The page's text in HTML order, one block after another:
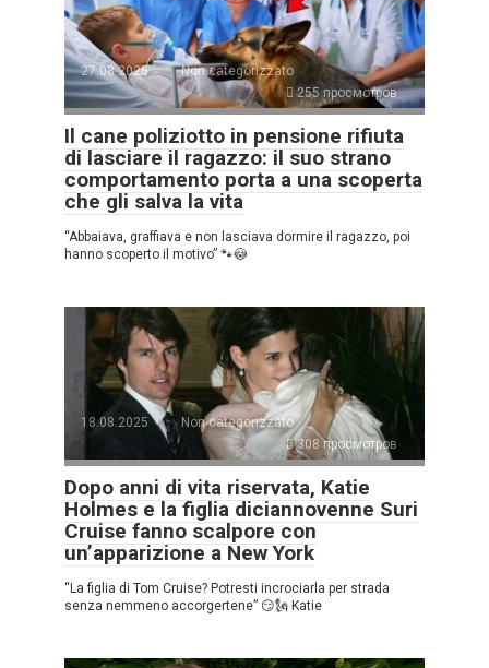
27.08.2025
Non categorizzato
255 просмотров
Il cane poliziotto in pensione rifiuta
di lasciare il ragazzo: il suo strano
comportamento porta a una scoperta
che gli salva la vita
“Abbaiava, graffiava e non lasciava dormire il ragazzo, poi
hanno scoperto il motivo” 🐾😳
18.08.2025
Non categorizzato
308 просмотров
Dopo anni di vita riservata, Katie
Holmes e la figlia diciannovenne Suri
Cruise fanno scalpore con
un’apparizione a New York
“La figlia di Tom Cruise? Potresti incrociarla per strada
senza nemmeno accorgertene” 😏🗽 Katie